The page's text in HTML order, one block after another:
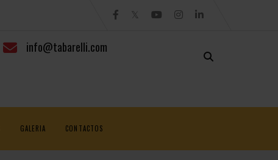
info@tabarelli.com
GALERIA CONTACTOS